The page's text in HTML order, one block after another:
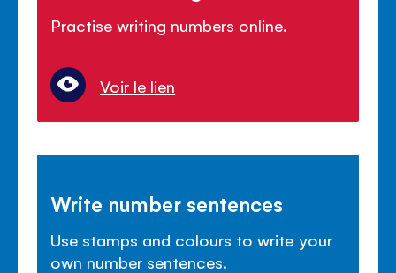
Practise writing numbers online.
Voir le lien
Write number sentences
Use stamps and colours to write your
own number sentences.